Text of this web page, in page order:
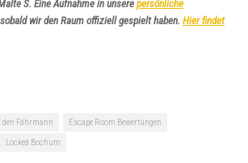
S. Eine Aufnahme in unsere persönliche
wir den Raum offiziell gespielt haben. Hier findet
den Fährmann
Escape Room Bewertungen
Locked Bochum